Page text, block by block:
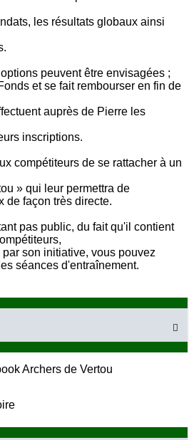
les résultats globaux ainsi
peuvent être envisagées ;
et se fait rembourser en fin de
auprès de Pierre les
inscriptions.
compétiteurs de se rattacher à un
» qui leur permettra de
de façon très directe.
pas public, du fait qu'il contient
son initiative, vous pouvez
séances d'entraînement.
